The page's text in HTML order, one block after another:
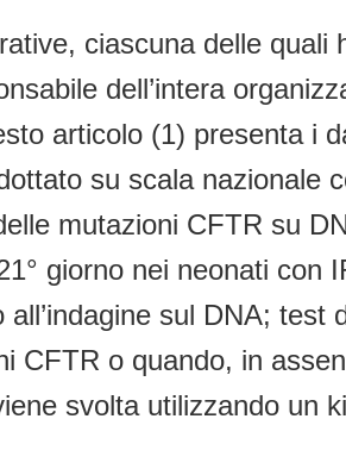
ciascuna delle
dell’intera
articolo (1) presenta i
su scala nazionale
mutazioni CFTR su
giorno nei neonati con
sul DNA;
CFTR o quando, in
svolta utilizzando